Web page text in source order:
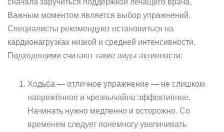
сначала заручиться поддержкой лечащего врача.
Важным моментом является выбор упражнений.
Специалисты рекомендуют остановиться на
кардионагрузках низкой и средней интенсивности.
Подходящими считают такие виды активности:
Ходьба — отличное упражнение — не слишком
напряжённое и чрезвычайно эффективное.
Начинать нужно медленно и осторожно. Со
временем следует понемногу увеличивать